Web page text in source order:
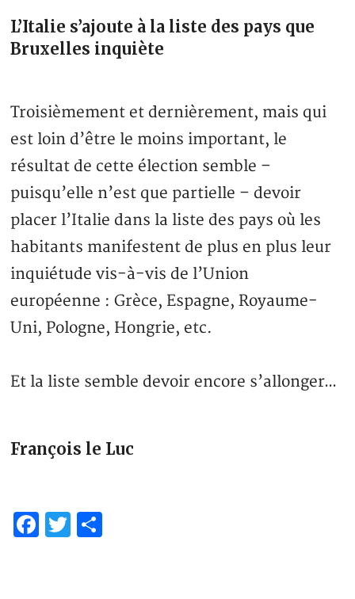
L’Italie s’ajoute à la liste des pays que
Bruxelles inquiète
Troisièmement et dernièrement, mais qui
est loin d’être le moins important, le
résultat de cette élection semble –
puisqu’elle n’est que partielle – devoir
placer l’Italie dans la liste des pays où les
habitants manifestent de plus en plus leur
inquiétude vis-à-vis de l’Union
européenne : Grèce, Espagne, Royaume-
Uni, Pologne, Hongrie, etc.
Et la liste semble devoir encore s’allonger…
François le Luc
Facebook
Twitter